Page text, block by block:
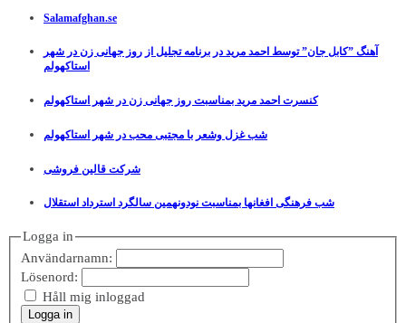
Salamafghan.se
آهنگ ”کابل جان” توسط احمد مرید در برنامه تجلیل از روز جهانی زن در شهر
استاکهولم
کنسرت احمد مرید بمناسبت روز جهانی زن در شهر استاکهولم
شب غزل وشعر با مجتبی محب در شهر استاکهولم
شرکت قالین فروشی
شب فرهنگی افغانها بمناسبت نودونهمین سالگرد استرداد استقلال
Logga in
Användarnamn:
Lösenord:
Håll mig inloggad
Logga in